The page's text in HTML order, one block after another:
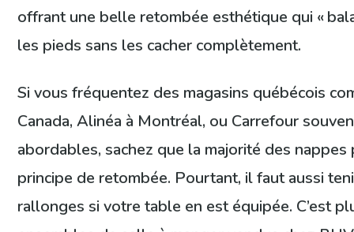
offrant une belle retombée esthétique qui «
les pieds sans les cacher complètement.
Si vous fréquentez des magasins québécois
Canada, Alinéa à Montréal, ou Carrefour
abordables, sachez que la majorité des
principe de retombée. Pourtant, il faut aussi
rallonges si votre table en est équipée. C’est